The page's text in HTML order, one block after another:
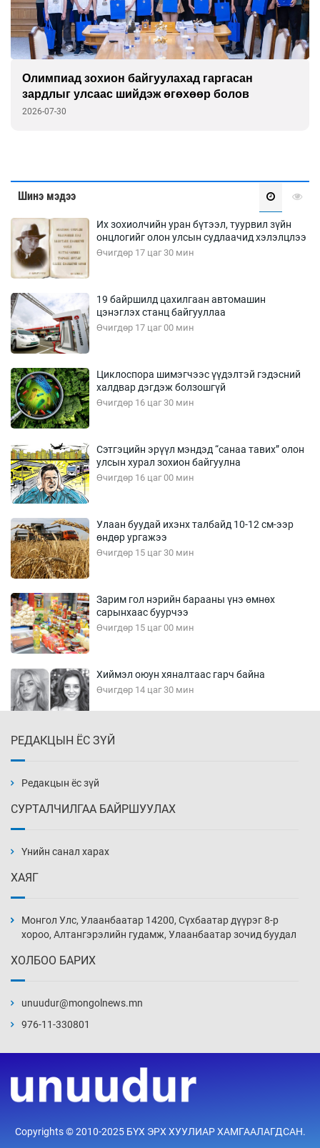
Олимпиад зохион байгуулахад гаргасан
зардлыг улсаас шийдэж өгөхөөр болов
2026-07-30
Шинэ мэдээ
Их зохиолчийн уран бүтээл, туурвил зүйн
онцлогийг олон улсын судлаачид хэлэлцлээ
Өчигдөр 17 цаг 30 мин
19 байршилд цахилгаан автомашин
цэнэглэх станц байгууллаа
Өчигдөр 17 цаг 00 мин
Циклоспора шимэгчээс үүдэлтэй гэдэсний
халдвар дэгдэж болзошгүй
Өчигдөр 16 цаг 30 мин
Сэтгэцийн эрүүл мэндэд “санаа тавих” олон
улсын хурал зохион байгуулна
Өчигдөр 16 цаг 00 мин
Улаан буудай ихэнх талбайд 10-12 см-ээр
өндөр ургажээ
Өчигдөр 15 цаг 30 мин
Зарим гол нэрийн барааны үнэ өмнөх
сарынхаас буурчээ
Өчигдөр 15 цаг 00 мин
Хиймэл оюун хяналтаас гарч байна
Өчигдөр 14 цаг 30 мин
Өчигдөр 14 цаг 00 мин
нэмэгджээ
Өчигдөр 13 цаг 30 мин
Өчигдөр 13 цаг 00 мин
Өчигдөр 12 цаг 30 мин
үйлчилж буй гэв
РЕДАКЦЫН ЁС ЗҮЙ
Редакцын ёс зүй
СУРТАЛЧИЛГАА БАЙРШУУЛАХ
Үнийн санал харах
ХАЯГ
Монгол Улс, Улаанбаатар 14200, Сүхбаатар дүүрэг 8-р
хороо, Алтангэрэлийн гудамж, Улаанбаатар зочид буудал
ХОЛБОО БАРИХ
unuudur@mongolnews.mn
976-11-330801
Copyrights © 2010-2025 БҮХ ЭРХ ХУУЛИАР ХАМГААЛАГДСАН.